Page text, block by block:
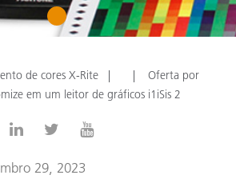
1
de cores X-Rite
Oferta por
em um leitor de gráficos i1iSis 2
29, 2023